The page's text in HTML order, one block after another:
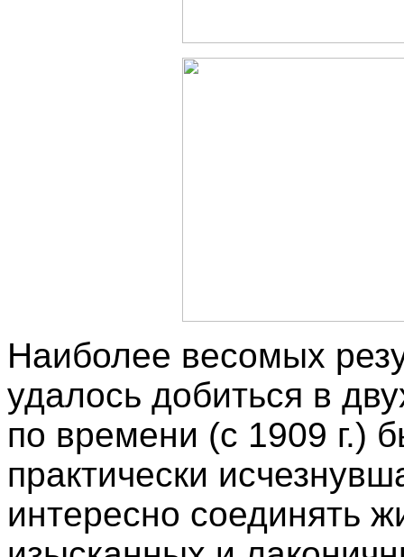
Наиболее весомых
удалось добиться в
по времени (с 1909 г.)
практически
интересно соединять